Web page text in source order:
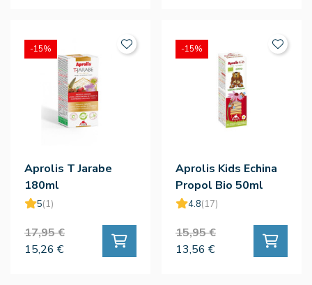
Aprolis T Jarabe
180ml
5(1)
17,95 €
15,26 €
-15%
Aprolis Kids Echina
Propol Bio 50ml
4.8(17)
15,95 €
13,56 €
-15%